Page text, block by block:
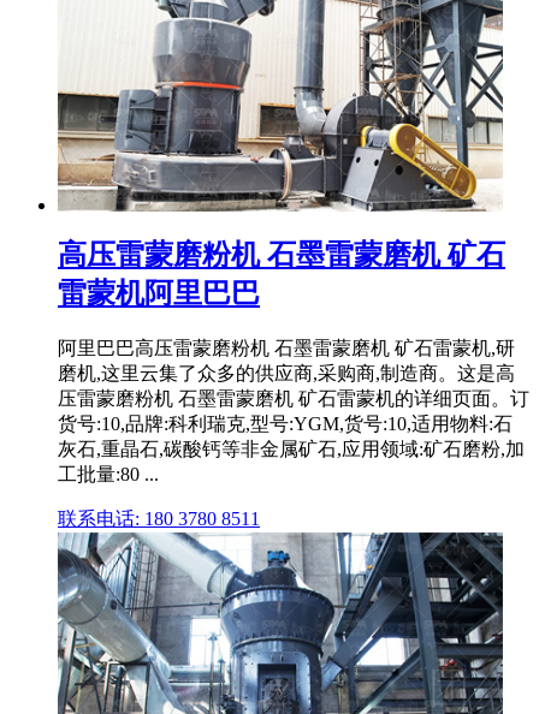
高压雷蒙磨粉机 石墨雷蒙磨机 矿石
雷蒙机阿里巴巴
阿里巴巴高压雷蒙磨粉机 石墨雷蒙磨机 矿石雷蒙机,研
磨机,这里云集了众多的供应商,采购商,制造商。这是高
压雷蒙磨粉机 石墨雷蒙磨机 矿石雷蒙机的详细页面。订
货号:10,品牌:科利瑞克,型号:YGM,货号:10,适用物料:石
灰石,重晶石,碳酸钙等非金属矿石,应用领域:矿石磨粉,加
工批量:80 ...
联系电话: 180 3780 8511